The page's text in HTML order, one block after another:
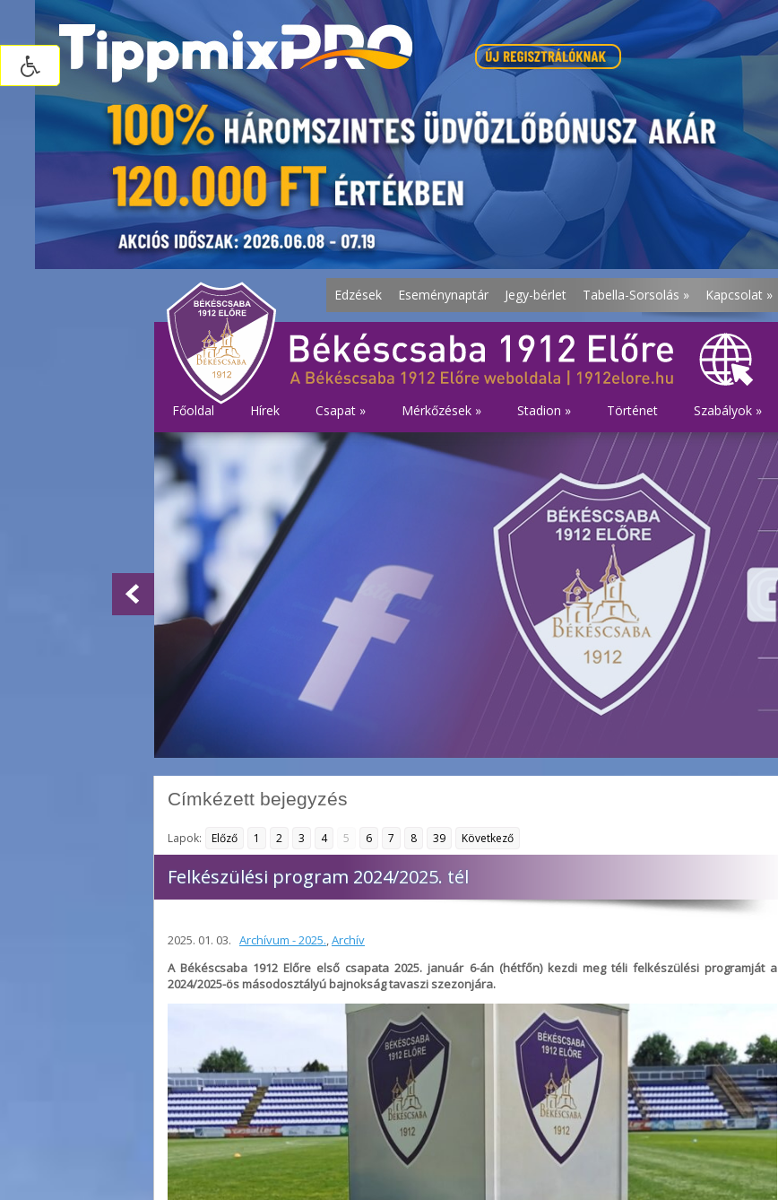
Edzések Eseménynaptár Jegy-bérlet Tabella-Sorsolás » Kapcsolat »
Főoldal Hírek Csapat » Mérkőzések » Stadion » Történet Szabályok »
Címkézett bejegyzés
Lapok: Előző 1 2 3 4 5 6 7 8 39 Következő
Felkészülési program 2024/2025. tél
2025. 01. 03. Archívum - 2025.,Archív
A Békéscsaba 1912 Előre első csapata 2025. január 6-án (hétfőn) kezdi meg téli felkészülési programját a
2024/2025-ös másodosztályú bajnokság tavaszi szezonjára.